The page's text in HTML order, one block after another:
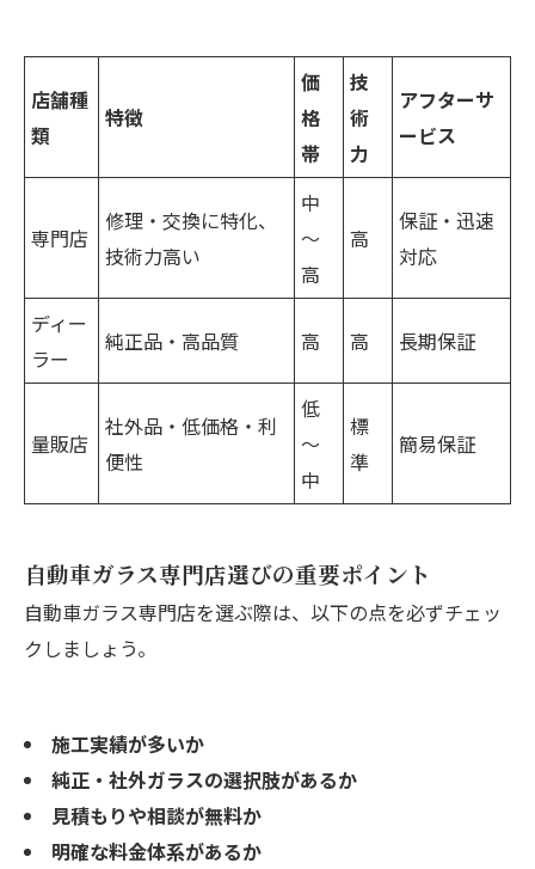
店舗種
類
特徴
価
格
帯
技
術
力
アフターサ
ービス
専門店
修理・交換に特化、
技術力高い
中
～
高
高
保証・迅速
対応
ディー
ラー
純正品・高品質 高 高 長期保証
量販店
社外品・低価格・利
便性
低
～
中
標
準
簡易保証
自動車ガラス専門店選びの重要ポイント
自動車ガラス専門店を選ぶ際は、以下の点を必ずチェッ
クしましょう。
施工実績が多いか
純正・社外ガラスの選択肢があるか
見積もりや相談が無料か
明確な料金体系があるか